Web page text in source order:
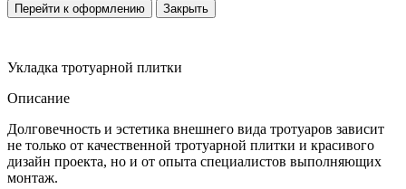
Перейти к оформлению Закрыть
Укладка тротуарной плитки
Описание
Долговечность и эстетика внешнего вида тротуаров зависит
не только от качественной тротуарной плитки и красивого
дизайн проекта, но и от опыта специалистов выполняющих
монтаж.